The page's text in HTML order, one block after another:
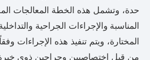
حدة، وتشمل هذه الخطة المعالجات
المناسبة والإجراءات الجراحية
المختارة، ويتم تنفيذ هذه الإجراءات
من قبل اختصاصيين وجراحين ذوي